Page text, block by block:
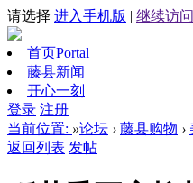
请选择 进入手机版 | 继续访
首页Portal
藤县新闻
开心一刻
登录 注册
当前位置: »论坛 › 藤县购物 ›
返回列表 发帖